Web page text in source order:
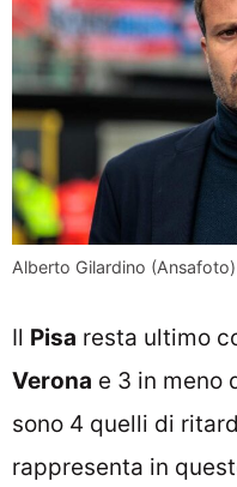
Alberto Gilardino
Il Pisa resta ultimo
Verona e 3 in meno
sono 4 quelli di
rappresenta in